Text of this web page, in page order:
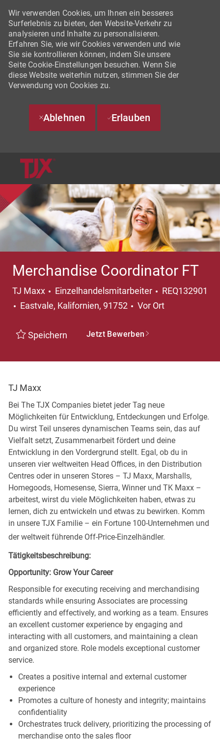
Wir verwenden Cookies, um Ihnen ein besseres
Surferlebnis zu bieten, den Website-Verkehr zu
analysieren und Inhalte zu personalisieren.
Erfahren Sie, wie wir Cookies verwenden und wie
Sie sie kontrollieren können, indem Sie unsere
Seite Cookie-Einstellungen besuchen. Wenn Sie
diese Website weiterhin nutzen, stimmen Sie der
Verwendung von Cookies zu.
Ablehnen Erlauben
Merchandise Coordinator FT
TJ Maxx Kategorie
Einzelhandelsmitarbeiter
REQ132901
Ort
Eastvale, Kalifornien, 91752 Vor Ort
Speichern Jetzt Bewerben
TJ Maxx
Bei The TJX Companies bietet jeder Tag neue
Möglichkeiten für Entwicklung, Entdeckungen und Erfolge.
Du wirst Teil unseres dynamischen Teams sein, das auf
Vielfalt setzt, Zusammenarbeit fördert und deine
Entwicklung in den Vordergrund stellt. Egal, ob du in
unseren vier weltweiten Head Offices, in den Distribution
Centres oder in unseren Stores – TJ Maxx, Marshalls,
Homegoods, Homesense, Sierra, Winner und TK Maxx –
arbeitest, wirst du viele Möglichkeiten haben, etwas zu
lernen, dich zu entwickeln und etwas zu bewirken. Komm
in unsere TJX Familie – ein Fortune 100-Unternehmen und
der weltweit führende Off-Price-Einzelhändler.
Tätigkeitsbeschreibung:
Opportunity: Grow Your Career
Responsible for executing receiving and merchandising
standards while ensuring Associates are processing
efficiently and effectively, and working as a team. Ensures
an excellent customer experience by engaging and
interacting with all customers, and maintaining a clean
and organized store. Role models exceptional customer
service.
Creates a positive internal and external customer
experience
Promotes a culture of honesty and integrity; maintains
confidentiality
Orchestrates truck delivery, prioritizing the processing of
merchandise onto the sales floor